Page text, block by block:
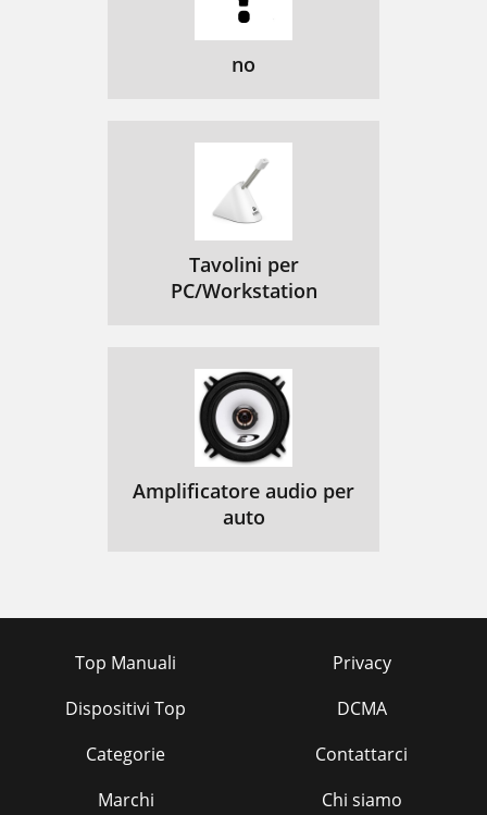
no
Tavolini per
PC/Workstation
Amplificatore audio per
auto
Top Manuali
Dispositivi Top
Categorie
Marchi
Privacy
DCMA
Contattarci
Chi siamo